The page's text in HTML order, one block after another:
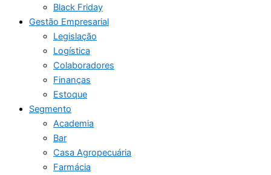
Black Friday
Gestão Empresarial
Legislação
Logística
Colaboradores
Finanças
Estoque
Segmento
Academia
Bar
Casa Agropecuária
Farmácia